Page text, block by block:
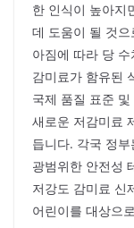
한 인식이 높아지
데 도움이 될 것
아짐에 따라 당
감미료가 함유된
국제 품질 표준
새로운 저감미료
듭니다. 각국 정
광범위한 안전성
저강도 감미료 신
어린이를 대상으